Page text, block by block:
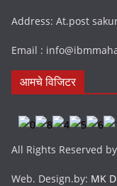
Address: At.post
Email :
आमचे विजिटर
All Rights Reserved by
Web. Design.by: MK